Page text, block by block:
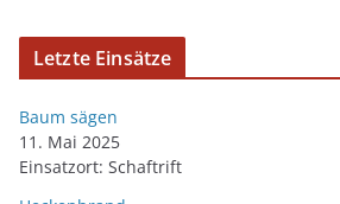
Letzte Einsätze
Baum sägen
11. Mai 2025
Einsatzort: Schaftrift